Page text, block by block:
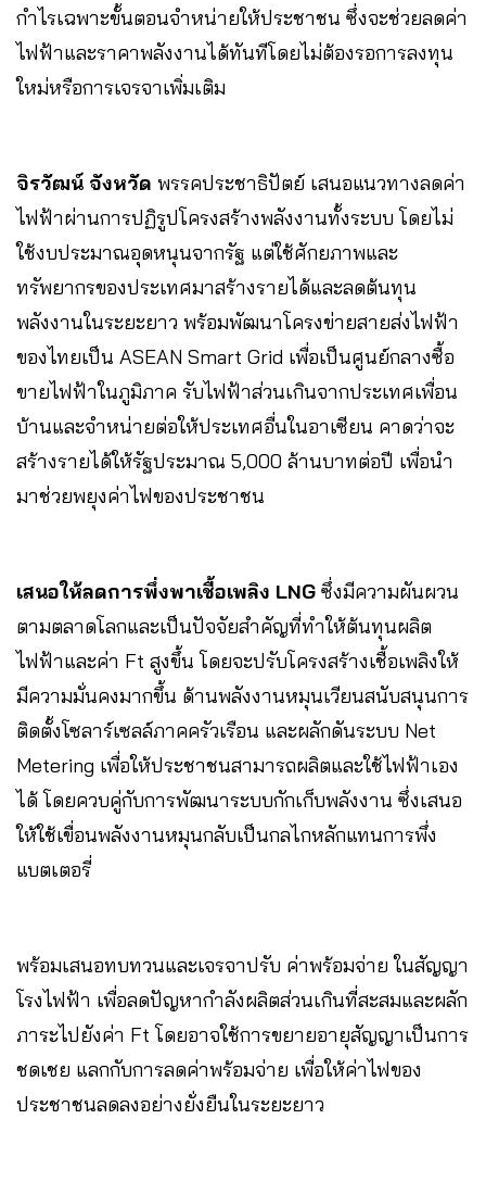
กำไรเฉพาะขั้นตอนจำหน่ายให้ประชาชน ซึ่งจะช่วยลดค่า
ไฟฟ้าและราคาพลังงานได้ทันทีโดยไม่ต้องรอการลงทุน
ใหม่หรือการเจรจาเพิ่มเติม
จิรวัฒน์ จังหวัด พรรคประชาธิปัตย์ เสนอแนวทางลดค่า
ไฟฟ้าผ่านการปฏิรูปโครงสร้างพลังงานทั้งระบบ โดยไม่
ใช้งบประมาณอุดหนุนจากรัฐ แต่ใช้ศักยภาพและ
ทรัพยากรของประเทศมาสร้างรายได้และลดต้นทุน
พลังงานในระยะยาว พร้อมพัฒนาโครงข่ายสายส่งไฟฟ้า
ของไทยเป็น ASEAN Smart Grid เพื่อเป็นศูนย์กลางซื้อ
ขายไฟฟ้าในภูมิภาค รับไฟฟ้าส่วนเกินจากประเทศเพื่อน
บ้านและจำหน่ายต่อให้ประเทศอื่นในอาเซียน คาดว่าจะ
สร้างรายได้ให้รัฐประมาณ 5,000 ล้านบาทต่อปี เพื่อนำ
มาช่วยพยุงค่าไฟของประชาชน
เสนอให้ลดการพึ่งพาเชื้อเพลิง LNG ซึ่งมีความผันผวน
ตามตลาดโลกและเป็นปัจจัยสำคัญที่ทำให้ต้นทุนผลิต
ไฟฟ้าและค่า Ft สูงขึ้น โดยจะปรับโครงสร้างเชื้อเพลิงให้
มีความมั่นคงมากขึ้น ด้านพลังงานหมุนเวียนสนับสนุนการ
ติดตั้งโซลาร์เซลล์ภาคครัวเรือน และผลักดันระบบ Net
Metering เพื่อให้ประชาชนสามารถผลิตและใช้ไฟฟ้าเอง
ได้ โดยควบคู่กับการพัฒนาระบบกักเก็บพลังงาน ซึ่งเสนอ
ให้ใช้เขื่อนพลังงานหมุนกลับเป็นกลไกหลักแทนการพึ่ง
แบตเตอรี่
พร้อมเสนอทบทวนและเจรจาปรับ ค่าพร้อมจ่าย ในสัญญา
โรงไฟฟ้า เพื่อลดปัญหากำลังผลิตส่วนเกินที่สะสมและผลัก
ภาระไปยังค่า Ft โดยอาจใช้การขยายอายุสัญญาเป็นการ
ชดเชย แลกกับการลดค่าพร้อมจ่าย เพื่อให้ค่าไฟของ
ประชาชนลดลงอย่างยั่งยืนในระยะยาว